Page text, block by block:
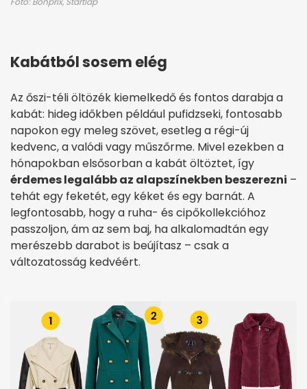
Kabátból sosem elég
Az őszi-téli öltözék kiemelkedő és fontos darabja a
kabát: hideg időkben például pufidzseki, fontosabb
napokon egy meleg szövet, esetleg a régi-új
kedvenc, a valódi vagy műszőrme. Mivel ezekben a
hónapokban elsősorban a kabát öltöztet, így
érdemes legalább az alapszínekben beszerezni –
tehát egy feketét, egy kéket és egy barnát. A
legfontosabb, hogy a ruha- és cipőkollekcióhoz
passzoljon, ám az sem baj, ha alkalomadtán egy
merészebb darabot is beújítasz – csak a
változatosság kedvéért.